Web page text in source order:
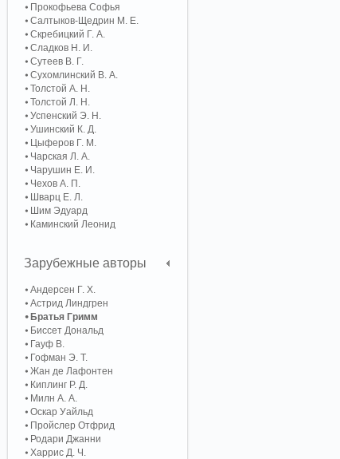
Прокофьева Софья
Салтыков-Щедрин М. Е.
Скребицкий Г. А.
Сладков Н. И.
Сутеев В. Г.
Сухомлинский В. А.
Толстой А. Н.
Толстой Л. Н.
Успенский Э. Н.
Ушинский К. Д.
Цыферов Г. М.
Чарская Л. А.
Чарушин Е. И.
Чехов А. П.
Шварц Е. Л.
Шим Эдуард
Каминский Леонид
Зарубежные авторы
Андерсен Г. Х.
Астрид Линдгрен
Братья Гримм
Биссет Дональд
Гауф В.
Гофман Э. Т.
Жан де Лафонтен
Киплинг Р. Д.
Милн А. А.
Оскар Уайльд
Пройслер Отфрид
Родари Джанни
Харрис Д. Ч.